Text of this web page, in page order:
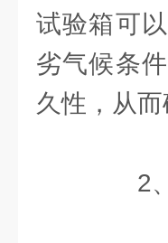
试验箱可
劣气候条
久性，从
2、